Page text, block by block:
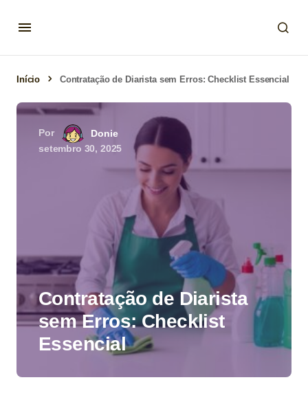
Início Contratação de Diarista sem Erros: Checklist Essencial
Por
Donie
setembro 30, 2025
Contratação de Diarista
sem Erros: Checklist
Essencial